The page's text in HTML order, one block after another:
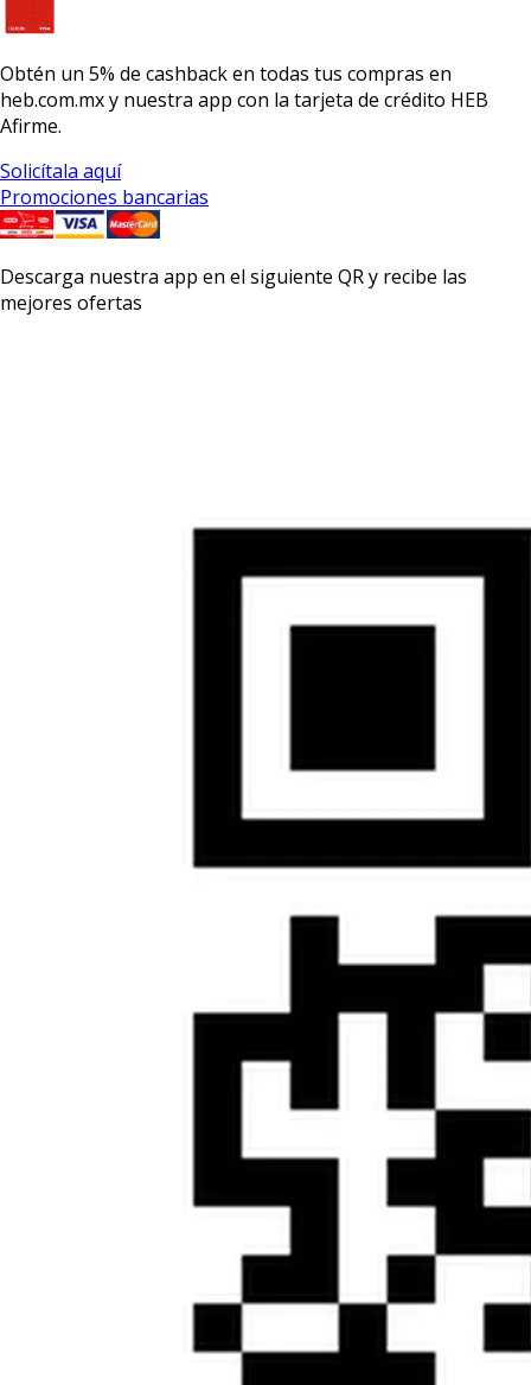
Obtén un 5% de cashbacken todas tus compras en
heb.com.mx y nuestra app con la tarjeta de crédito HEB
Afirme.
Solicítala aquí
Promociones bancarias
Descarga nuestra app en el siguiente QR y recibe las
mejores ofertas